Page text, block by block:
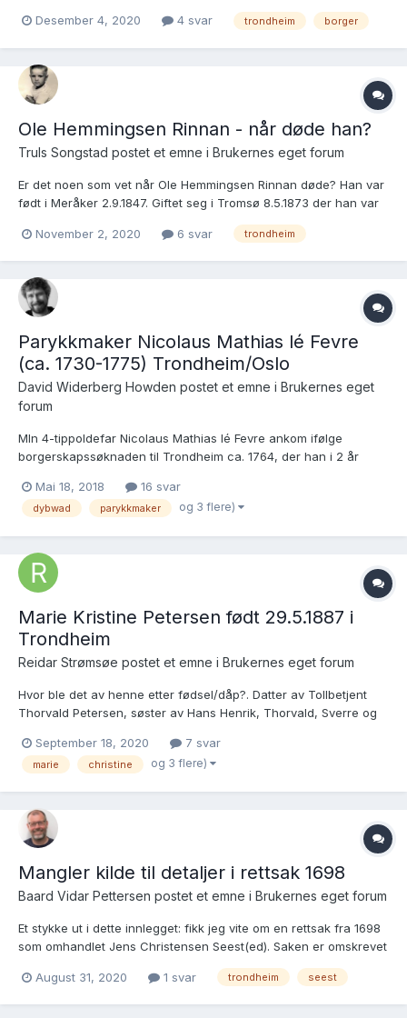
Desember 4, 2020 4 svar trondheim borger
Ole Hemmingsen Rinnan - når døde han?
Truls Songstad postet et emne i Brukernes eget forum
Er det noen som vet når Ole Hemmingsen Rinnan døde? Han var
født i Meråker 2.9.1847. Giftet seg i Tromsø 8.5.1873 der han var
Tromsø 8.2.1874, men flyttet kort etter til Levanger der vi finner
November 2, 2020 6 svar trondheim
Parykkmaker Nicolaus Mathias lé Fevre
(ca. 1730-1775) Trondheim/Oslo
David Widerberg Howden postet et emne i Brukernes eget
forum
MIn 4-tippoldefar Nicolaus Mathias lé Fevre ankom ifølge
borgerskapssøknaden til Trondheim ca. 1764, der han i 2 år
skomakerdatteren Agnes Mathiasdatter Schultz i 1765 nevnes
han som parykkmakersvenn. I borgerskapsbevilgningen fra
Mai 18, 2018 16 svar
dybwad parykkmaker og 3 flere)
Marie Kristine Petersen født 29.5.1887 i
Trondheim
Reidar Strømsøe postet et emne i Brukernes eget forum
Hvor ble det av henne etter fødsel/dåp?. Datter av Tollbetjent
Thorvald Petersen, søster av Hans Henrik, Thorvald, Sverre og
https://www.digitalarkivet.no/ft10171507455033
https://www.digitalarkivet.no/ft20110105120276...
September 18, 2020 7 svar
marie christine og 3 flere)
Mangler kilde til detaljer i rettsak 1698
Baard Vidar Pettersen postet et emne i Brukernes eget forum
Et stykke ut i dette innlegget: fikk jeg vite om en rettsak fra 1698
som omhandlet Jens Christensen Seest(ed). Saken er omskrevet
et stykke ned på side 166: "Men tirsdag den 18. oktober 1698..."
August 31, 2020 1 svar trondheim seest